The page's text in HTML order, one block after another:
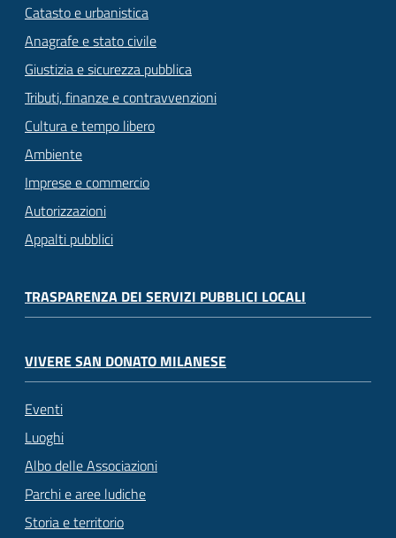
Catasto e urbanistica
Anagrafe e stato civile
Giustizia e sicurezza pubblica
Tributi, finanze e contravvenzioni
Cultura e tempo libero
Ambiente
Imprese e commercio
Autorizzazioni
Appalti pubblici
TRASPARENZA DEI SERVIZI PUBBLICI LOCALI
VIVERE SAN DONATO MILANESE
Eventi
Luoghi
Albo delle Associazioni
Parchi e aree ludiche
Storia e territorio